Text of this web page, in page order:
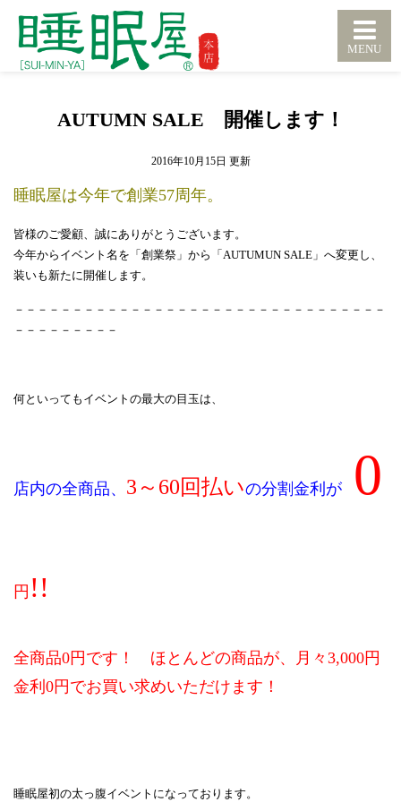
AUTUMN SALE 開催します！
2016年10月15日
睡眠屋は今年で創業57周年。
皆様のご愛顧、誠にありがとうございます。
今年からイベント名を「創業祭」から「AUTUMUN SALE」へ変更し、
装いも新たに開催します。
－－－－－－－－－－－－－－－－－－－－－－－－－－－－－－－－
－－－－－－－－－
何といってもイベントの最大の目玉は、
店内の全商品、 3～60回払いの分割金利が 0
円 !!
全商品0円です！ ほとんどの商品が、月々3,000円
金利0円でお買い求めいただけます！
睡眠屋初の太っ腹イベントになっております。